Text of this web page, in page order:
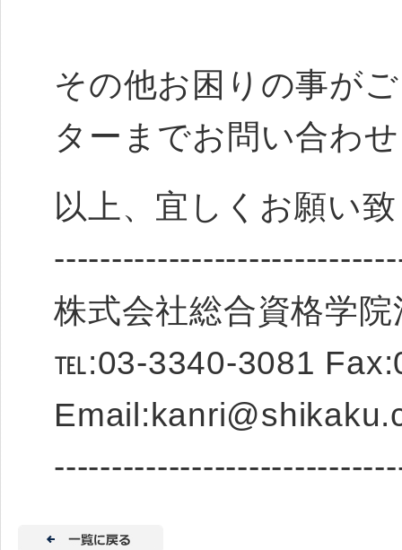
その他お困りの事が
ターまでお問い合わ
以上、宜しくお願い
株式会社総合資格学
℡:03-3340-3081